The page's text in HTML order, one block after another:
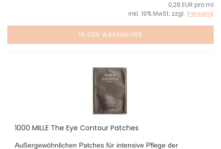
0,28 EUR pro ml
inkl. 19% MwSt. zzgl. Versand
IN DEN WARENKORB
1000 MILLE The Eye Contour Patches
Außergewöhnlichen Patches für intensive Pflege der